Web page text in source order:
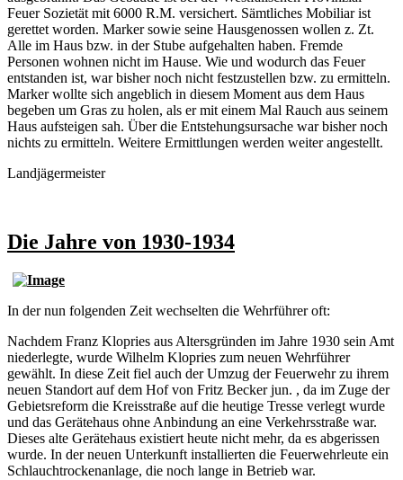
Feuer Sozietät mit 6000 R.M. versichert. Sämtliches Mobiliar ist
gerettet worden. Marker sowie seine Hausgenossen wollen z. Zt.
Alle im Haus bzw. in der Stube aufgehalten haben. Fremde
Personen wohnen nicht im Hause. Wie und wodurch das Feuer
entstanden ist, war bisher noch nicht festzustellen bzw. zu ermitteln.
Marker wollte sich angeblich in diesem Moment aus dem Haus
begeben um Gras zu holen, als er mit einem Mal Rauch aus seinem
Haus aufsteigen sah. Über die Entstehungsursache war bisher noch
nichts zu ermitteln. Weitere Ermittlungen werden weiter angestellt.
Landjägermeister
Die Jahre von 1930-1934
In der nun folgenden Zeit wechselten die Wehrführer oft:
Nachdem Franz Klopries aus Altersgründen im Jahre 1930 sein Amt
niederlegte, wurde Wilhelm Klopries zum neuen Wehrführer
gewählt. In diese Zeit fiel auch der Umzug der Feuerwehr zu ihrem
neuen Standort auf dem Hof von Fritz Becker jun. , da im Zuge der
Gebietsreform die Kreisstraße auf die heutige Tresse verlegt wurde
und das Gerätehaus ohne Anbindung an eine Verkehrsstraße war.
Dieses alte Gerätehaus existiert heute nicht mehr, da es abgerissen
wurde. In der neuen Unterkunft installierten die Feuerwehrleute ein
Schlauchtrockenanlage, die noch lange in Betrieb war.